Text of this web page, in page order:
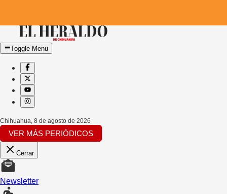
Toggle Menu
Chihuahua 8 de agosto de 2026
VER MÁS PERIÓDICOS
Cerrar
Newsletter